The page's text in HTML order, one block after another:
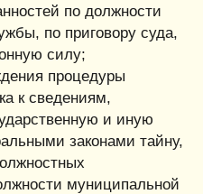
по должности
по приговору суда,
силу;
процедуры
к сведениям,
и иную
законами тайну,
муниципальной